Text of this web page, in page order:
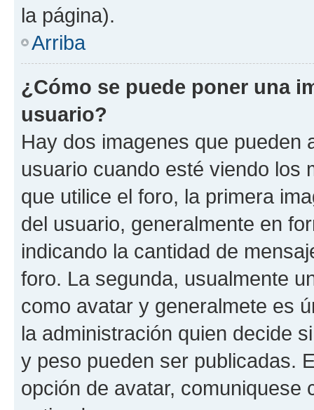
la página).
Arriba
¿Cómo se puede poner una
usuario?
Hay dos imagenes que pueden
usuario cuando esté viendo los
que utilice el foro, la primera
del usuario, generalmente en
indicando la cantidad de
foro. La segunda, usualmente
como avatar y generalmete es
la administración quien decide
y peso pueden ser publicadas.
opción de avatar, comuniquese